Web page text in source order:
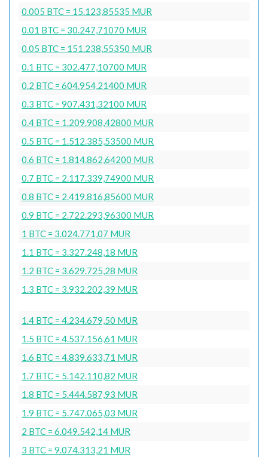
0.005 BTC = 15.123,85535 MUR
0.01 BTC = 30.247,71070 MUR
0.05 BTC = 151.238,55350 MUR
0.1 BTC = 302.477,10700 MUR
0.2 BTC = 604.954,21400 MUR
0.3 BTC = 907.431,32100 MUR
0.4 BTC = 1.209.908,42800 MUR
0.5 BTC = 1.512.385,53500 MUR
0.6 BTC = 1.814.862,64200 MUR
0.7 BTC = 2.117.339,74900 MUR
0.8 BTC = 2.419.816,85600 MUR
0.9 BTC = 2.722.293,96300 MUR
1 BTC = 3.024.771,07 MUR
1.1 BTC = 3.327.248,18 MUR
1.2 BTC = 3.629.725,28 MUR
1.3 BTC = 3.932.202,39 MUR
1.4 BTC = 4.234.679,50 MUR
1.5 BTC = 4.537.156,61 MUR
1.6 BTC = 4.839.633,71 MUR
1.7 BTC = 5.142.110,82 MUR
1.8 BTC = 5.444.587,93 MUR
1.9 BTC = 5.747.065,03 MUR
2 BTC = 6.049.542,14 MUR
3 BTC = 9.074.313,21 MUR